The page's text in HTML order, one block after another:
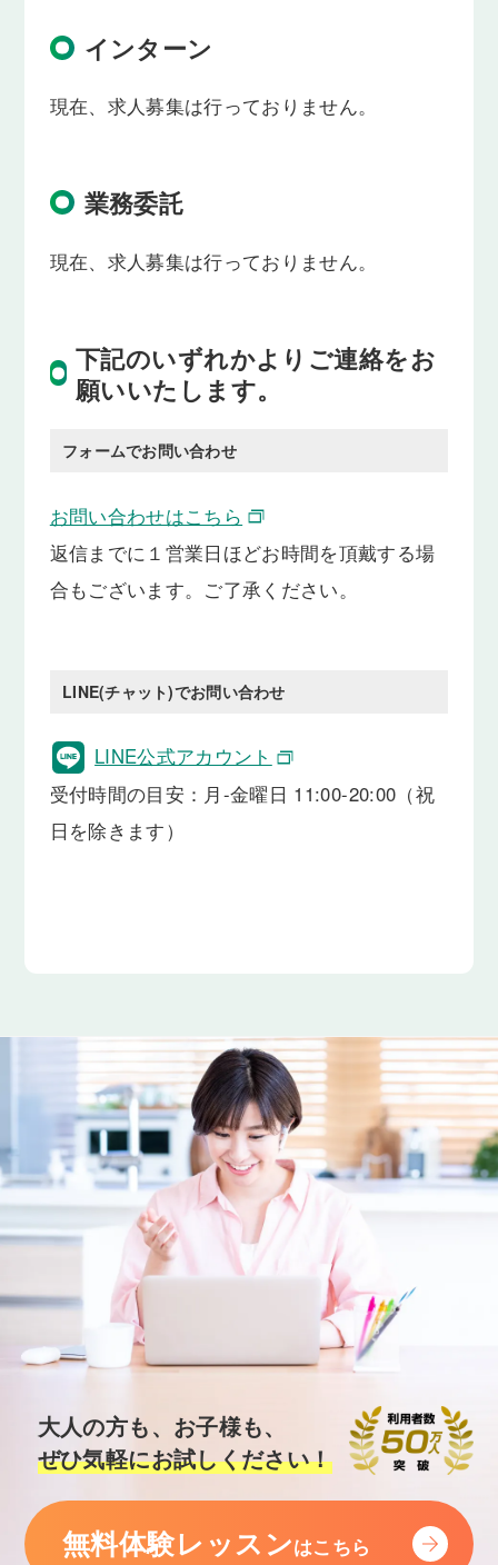
インターン
現在、求人募集は行っておりません。
業務委託
現在、求人募集は行っておりません。
下記のいずれかよりご連絡をお
願いいたします。
フォームでお問い合わせ
お問い合わせはこちら
返信までに１営業日ほどお時間を頂戴する場
合もございます。ご了承ください。
LINE(チャット)でお問い合わせ
LINE公式アカウント
受付時間の目安：月-金曜日 11:00-20:00（祝
日を除きます）
大人の方も、お子様も、
ぜひ気軽にお試しください！
無料体験レッスンはこちら